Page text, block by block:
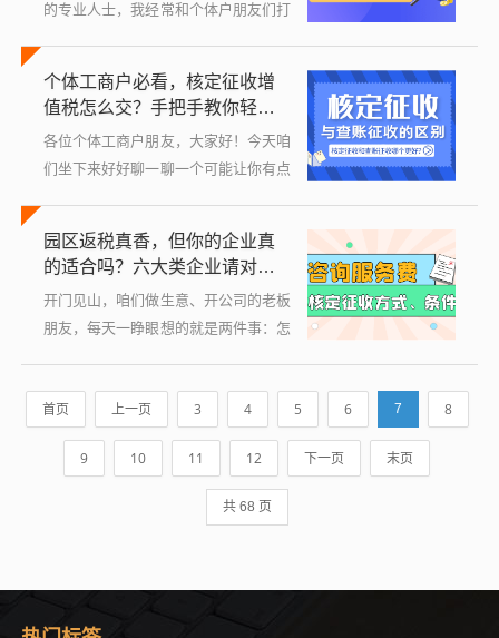
的专业人士，我经常和个体户朋友们打
怎么算的？我都搞不懂！”或者“为什么
我交...
个体工商户必看，核定征收增
值税怎么交？手把手教你轻松
搞定！
各位个体工商户朋友，大家好！今天咱
们坐下来好好聊一聊一个可能让你有点
式，我知道你可能心里嘀咕：这玩意儿
是啥？...
园区返税真香，但你的企业真
的适合吗？六大类企业请对号
入座！
开门见山，咱们做生意、开公司的老板
朋友，每天一睁眼想的就是两件事：怎
大学问，最近几年，“园区返税”这个词
热度...
首页 上一页 3 4 5 6 7 8
9 10 11 12 下一页 末页
共 68 页